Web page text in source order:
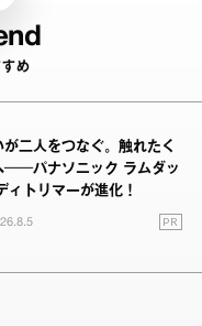
すめ
が二人をつなぐ。触れたく
──パナソニック ラムダッ
ィトリマーが進化！
PR